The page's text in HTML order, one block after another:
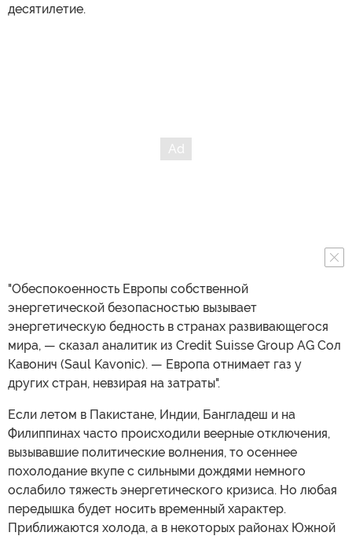
десятилетие.
"Обеспокоенность Европы собственной
энергетической безопасностью вызывает
энергетическую бедность в странах развивающегося
мира, — сказал аналитик из Credit Suisse Group AG Сол
Кавонич (Saul Kavonic). — Европа отнимает газ у
других стран, невзирая на затраты".
Если летом в Пакистане, Индии, Бангладеш и на
Филиппинах часто происходили веерные отключения,
вызывавшие политические волнения, то осеннее
похолодание вкупе с сильными дождями немного
ослабило тяжесть энергетического кризиса. Но любая
передышка будет носить временный характер.
Приближаются холода, а в некоторых районах Южной